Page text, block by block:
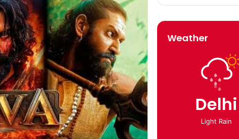
Weather
Delhi
Light Rain